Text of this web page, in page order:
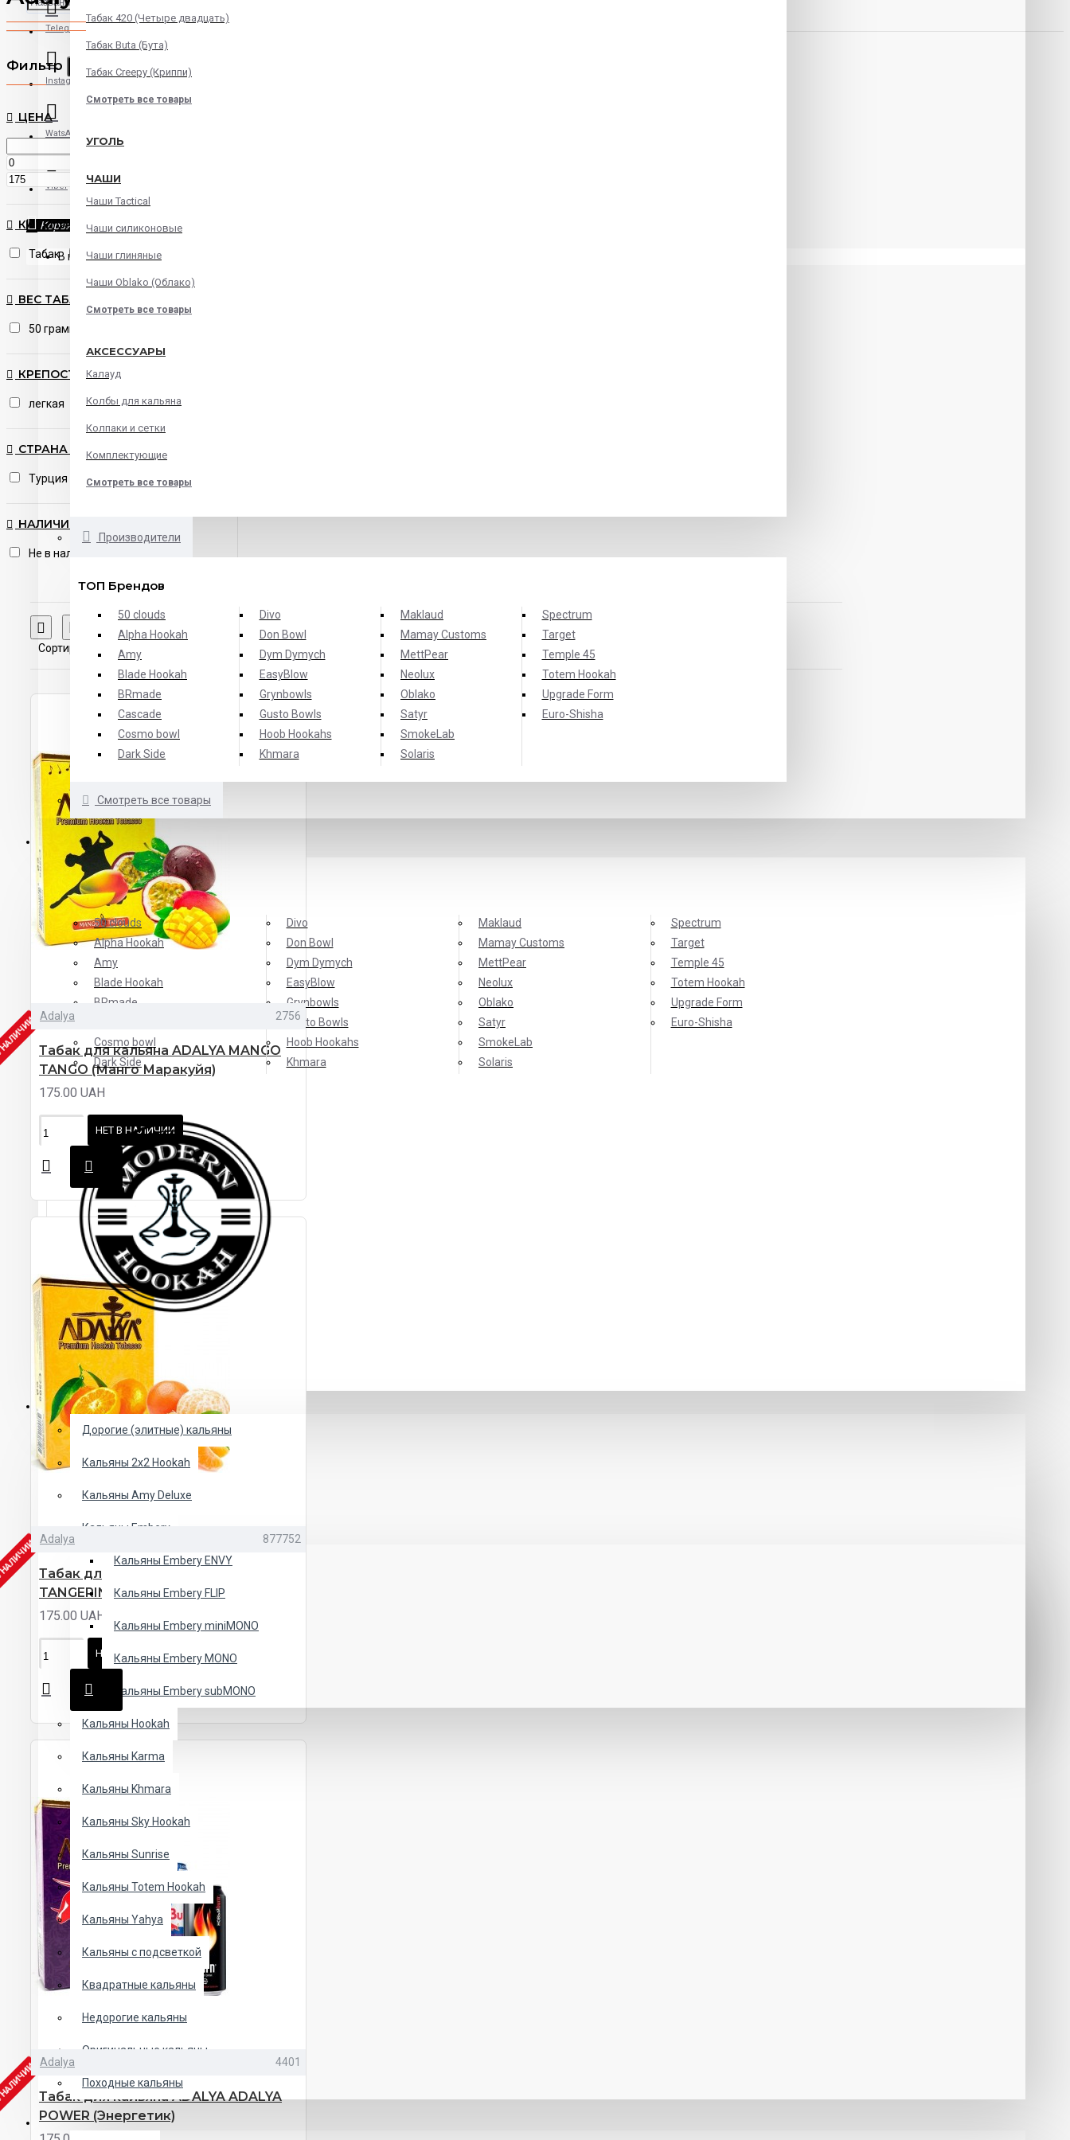
Telegram
Instagram
WatsApp
Viber
Корзина
В корзине пусто!
Табак 420 (Четыре двадцать)
Табак Buta (Бута)
Табак Creepy (Криппи)
Смотреть все товары
УГОЛЬ
ЧАШИ
Чаши Tactical
Чаши силиконовые
Чаши глиняные
Чаши Oblako (Облако)
Смотреть все товары
АКСЕССУАРЫ
Калауд
Колбы для кальяна
Колпаки и сетки
Комплектующие
Смотреть все товары
Производители
ТОП Брендов
50 clouds
Alpha Hookah
Amy
Blade Hookah
BRmade
Cascade
Cosmo bowl
Dark Side
Divo
Don Bowl
Dym Dymych
EasyBlow
Grynbowls
Gusto Bowls
Hoob Hookahs
Khmara
Maklaud
Mamay Customs
MettPear
Neolux
Oblako
Satyr
SmokeLab
Solaris
Spectrum
Target
Temple 45
Totem Hookah
Upgrade Form
Еuro-Shisha
Смотреть все товары
БРЕНДЫ
ТОП Брендов
50 clouds
Alpha Hookah
Amy
Blade Hookah
BRmade
Cosmo bowl
Dark Side
Divo
Don Bowl
Dym Dymych
EasyBlow
Grynbowls
Gusto Bowls
Hoob Hookahs
Khmara
Maklaud
Mamay Customs
MettPear
Neolux
Oblako
Satyr
SmokeLab
Solaris
Spectrum
Target
Temple 45
Totem Hookah
Upgrade Form
Еuro-Shisha
КАЛЬЯНЫ
Дорогие (элитные) кальяны
Кальяны 2х2 Hookah
Кальяны Amy Deluxe
Кальяны Embery
Кальяны Embery ENVY
Кальяны Embery FLIP
Кальяны Embery miniMONO
Кальяны Embery MONO
Кальяны Embery subMONO
Кальяны Hookah
Кальяны Karma
Кальяны Khmara
Кальяны Sky Hookah
Кальяны Sunrise
Кальяны Totem Hookah
Кальяны Yahya
Кальяны с подсветкой
Квадратные кальяны
Недорогие кальяны
Оригинальные кальяны
Походные кальяны
ЧАШИ
Фильтр Сброс
ЦЕНА
КАТЕГОРИЯ
Табак Табак Adalya (Адалия)
ВЕС ТАБАКА
50 грамм
КРЕПОСТЬ ТАБАКА
легкая
СТРАНА ПРОИЗВОДСТВА
Турция
НАЛИЧИЕ
Не в наличии
Сортировать:
Показывать:
Adalya 2756
Табак для кальяна ADALYA MANGO
TANGO (Манго Маракуйя)
175.00 UAH
НЕТ В НАЛИЧИИ
Adalya 877752
Табак для кальяна ADALYA
TANGERINE (Мандарин)
175.00 UAH
НЕТ В НАЛИЧИИ
Adalya 4401
Табак для кальяна ADALYA ADALYA
POWER (Энергетик)